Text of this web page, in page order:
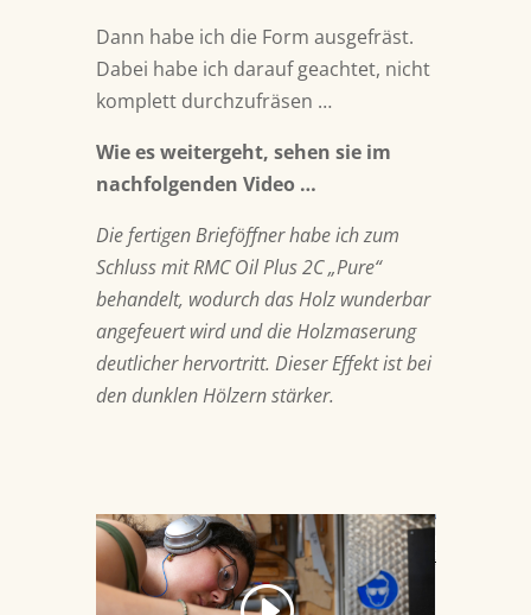
Dann habe ich die Form ausgefräst.
Dabei habe ich darauf geachtet, nicht
komplett durchzufräsen …
Wie es weitergeht, sehen sie im
nachfolgenden Video …
Die fertigen Brieföffner habe ich zum
Schluss mitRMC Oil Plus 2C „Pure“
behandelt, wodurch das Holz wunderbar
angefeuert wird und die Holzmaserung
deutlicher hervortritt. Dieser Effekt ist bei
den dunklen Hölzern stärker.